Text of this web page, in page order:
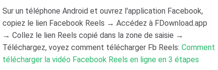
Sur un téléphone Android et ouvrez l'application Facebook,
copiez le lien Facebook Reels → Accédez à FDownload.app
→ Collez le lien Reels copié dans la zone de saisie →
Téléchargez, voyez comment télécharger Fb Reels: Comment
télécharger la vidéo Facebook Reels en ligne en 3 étapes